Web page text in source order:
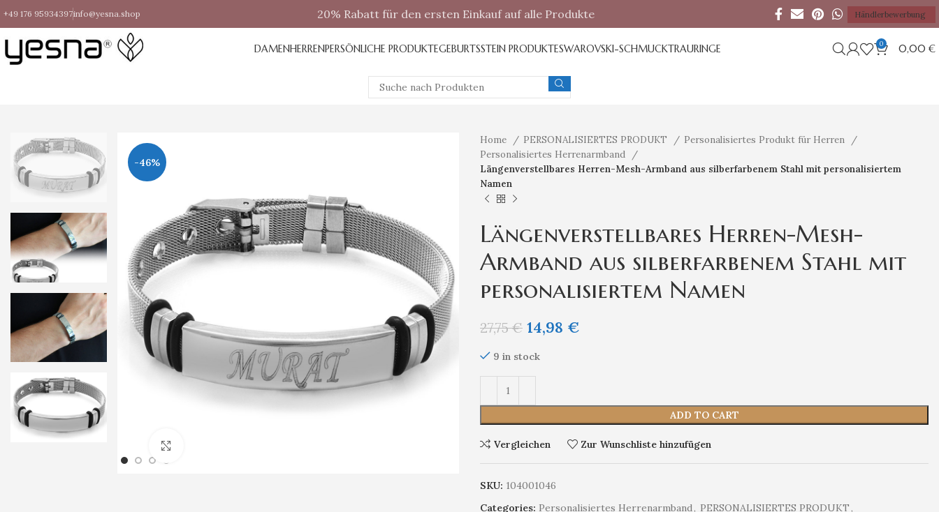
+49 176 95934397info@yesna.shop 20% Rabatt für den ersten Einkauf auf alle Produkte Händlerbewerbung
DAMENHERRENPERSÖNLICHE PRODUKTEGEBURTSSTEIN PRODUKTESWAROVSKI-SCHMUCKTRAURINGE 0 0,00 €
-46%
Home PERSONALISIERTES PRODUKT
Personalisiertes Produkt für Herren
Personalisiertes Herrenarmband
Längenverstellbares Herren-Mesh-Armband aus silberfarbenem Stahl mit personalisiertem
Namen
Längenverstellbares Herren-Mesh-
Armband aus silberfarbenem Stahl mit
personalisiertem Namen
27,75€ 14,98 €
9 in stock
ADD TO CART
Vergleichen Zur Wunschliste hinzufügen
SKU: 104001046
Categories: Personalisiertes Herrenarmband, PERSONALISIERTES PRODUKT,